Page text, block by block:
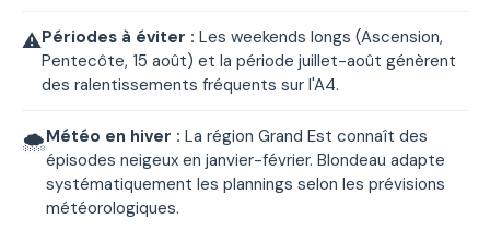
⚠️Périodes à éviter : Les weekends longs (Ascension,
Pentecôte, 15 août) et la période juillet-août génèrent
des ralentissements fréquents sur l'A4.
🌨️Météo en hiver : La région Grand Est connaît des
épisodes neigeux en janvier-février. Blondeau adapte
systématiquement les plannings selon les prévisions
météorologiques.